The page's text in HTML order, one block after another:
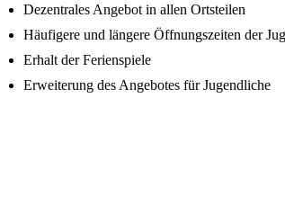
Dezentrales Angebot in allen Ortsteilen
Häufigere und längere Öffnungszeiten der
Erhalt der Ferienspiele
Erweiterung des Angebotes für Jugendliche